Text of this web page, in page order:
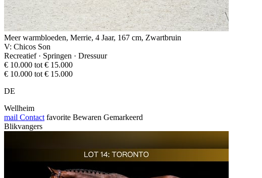
Meer warmbloeden, Merrie, 4 Jaar, 167 cm, Zwartbruin
V: Chicos Son
Recreatief · Springen · Dressuur
€ 10.000 tot € 15.000
€ 10.000 tot € 15.000
DE
Wellheim
mail Contact favorite Bewaren Gemarkeerd
Blikvangers